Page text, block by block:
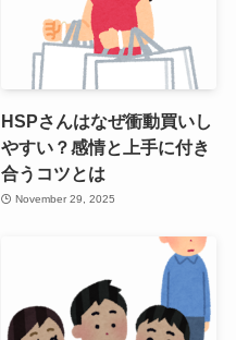
HSPさんはなぜ衝動買いし
やすい？感情と上手に付き
合うコツとは
November 29, 2025